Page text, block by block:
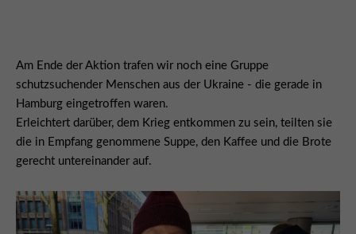
Am Ende der Aktion trafen wir noch eine Gruppe
schutzsuchender Menschen aus der Ukraine - die gerade in
Hamburg eingetroffen waren.
Erleichtert darüber, dem Krieg entkommen zu sein, teilten sie
die in Empfang genommene Suppe, den Kaffee und die Brote
gerecht untereinander auf.